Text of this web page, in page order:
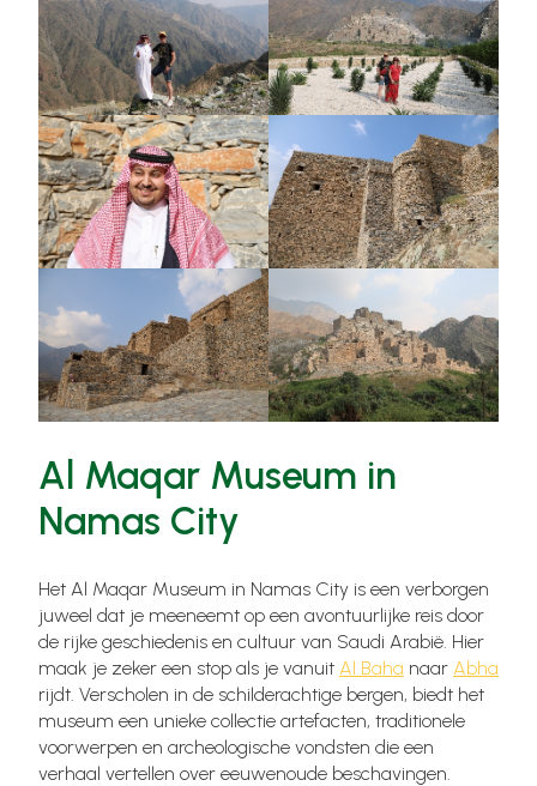
Al Maqar Museum in
Namas City
Het Al Maqar Museum in Namas City is een verborgen
juweel dat je meeneemt op een avontuurlijke reis door
de rijke geschiedenis en cultuur van Saudi Arabië. Hier
maak je zeker een stop als je vanuit Al Baha naar Abha
rijdt. Verscholen in de schilderachtige bergen, biedt het
museum een unieke collectie artefacten, traditionele
voorwerpen en archeologische vondsten die een
verhaal vertellen over eeuwenoude beschavingen.